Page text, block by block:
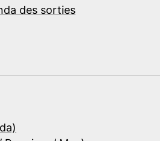
des sorties